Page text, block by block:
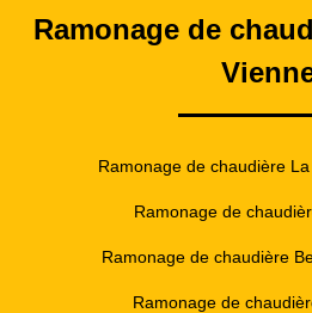
Ramonage de
Ramonage de chaudière
Ramonage de
Ramonage de chaudière
Ramonage de